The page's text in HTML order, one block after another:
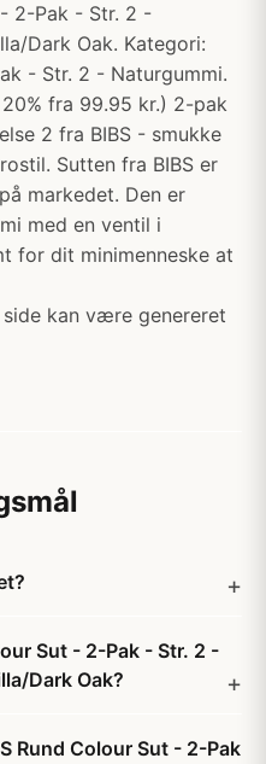
- 2-Pak - Str. 2 -
Dark Oak. Kategori:
- Str. 2 - Naturgummi.
fra 99.95 kr.) 2-pak
2 fra BIBS - smukke
Sutten fra BIBS er
markedet. Den er
med en ventil i
for dit minimenneske at
kan være genereret
Sut - 2-Pak - Str. 2 -
Dark Oak?
Rund Colour Sut - 2-Pak